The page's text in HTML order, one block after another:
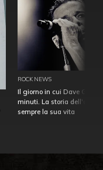
ROCK NEWS
Il giorno in cui Dave
minuti. La storia
sempre la sua vita